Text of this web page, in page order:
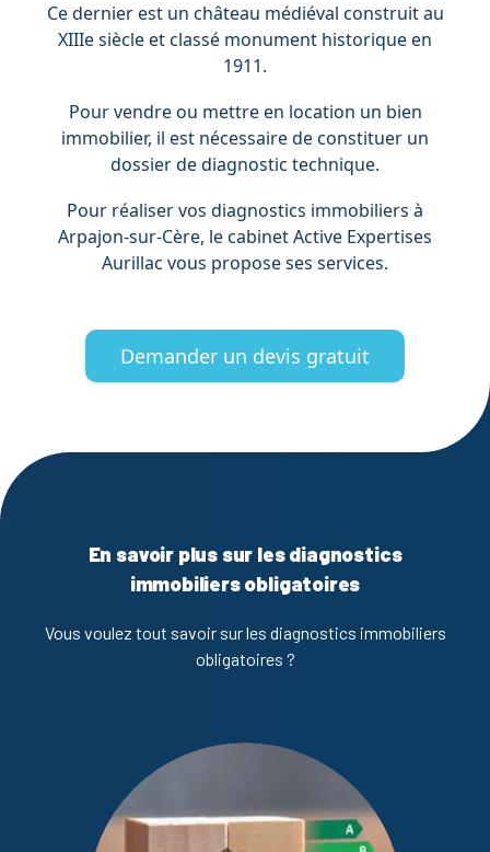
Ce dernier est un château médiéval construit au
XIIIe siècle et classé monument historique en
1911.
Pour vendre ou mettre en location un bien
immobilier, il est nécessaire de constituer un
dossier de diagnostic technique.
Pour réaliser vos diagnostics immobiliers à
Arpajon-sur-Cère, le cabinet Active Expertises
Aurillac vous propose ses services.
Demander un devis gratuit
En savoir plus sur les diagnostics
immobiliers obligatoires
Vous voulez tout savoir sur les diagnostics immobiliers
obligatoires ?